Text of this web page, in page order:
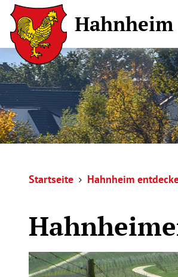
Hahnheim
Startseite Hahnheim